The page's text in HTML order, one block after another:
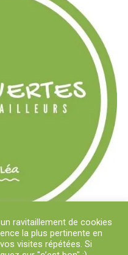
ravitaillement de cookies
la plus pertinente en
visites répétées. Si